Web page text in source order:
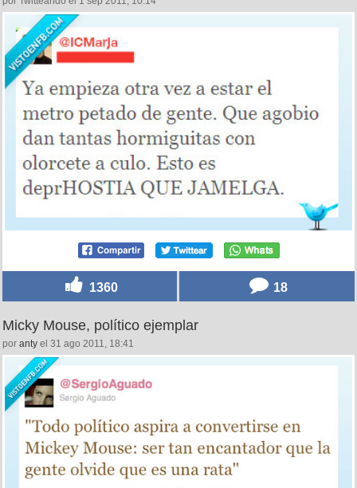
1360 18
Micky Mouse, político ejemplar
por anty el 31 ago 2011, 18:41